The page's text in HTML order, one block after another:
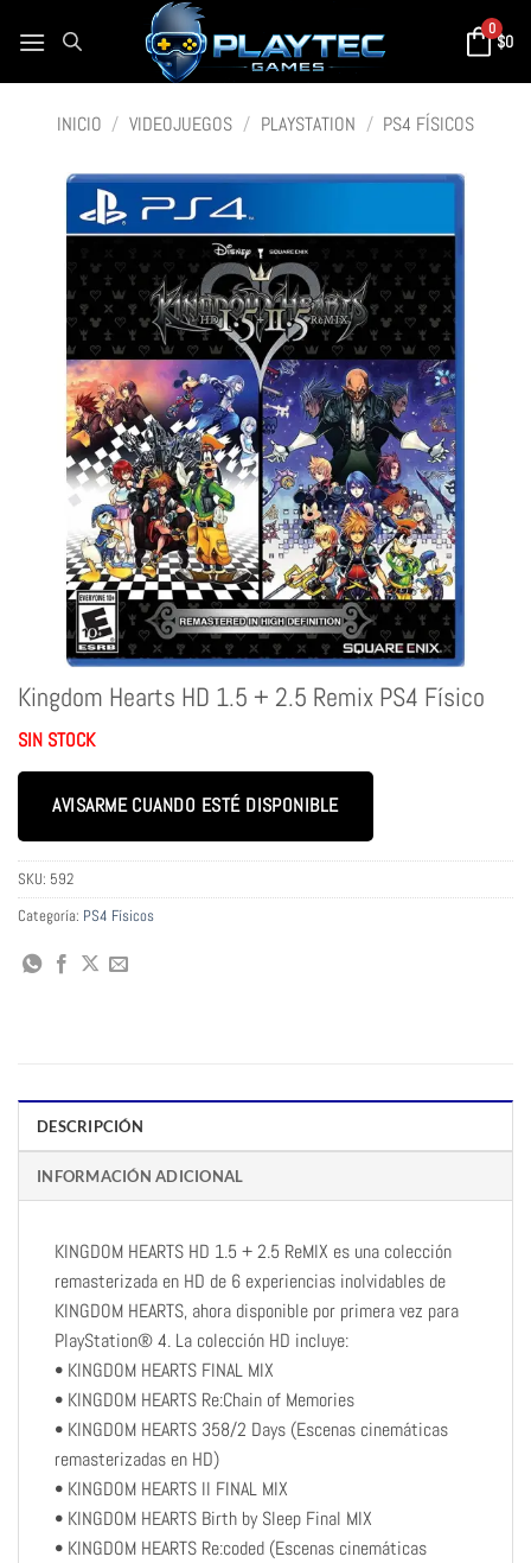
0
$0
INICIO / VIDEOJUEGOS / PLAYSTATION / PS4 FÍSICOS
Kingdom Hearts HD 1.5 + 2.5 Remix PS4 Físico
SIN STOCK
AVISARME CUANDO ESTÉ DISPONIBLE
SKU: 592
Categoría: PS4 Físicos
DESCRIPCIÓN
INFORMACIÓN ADICIONAL
KINGDOM HEARTS HD 1.5 + 2.5 ReMIX es una colección
remasterizada en HD de 6 experiencias inolvidables de
KINGDOM HEARTS, ahora disponible por primera vez para
PlayStation® 4. La colección HD incluye:
• KINGDOM HEARTS FINAL MIX
• KINGDOM HEARTS Re:Chain of Memories
• KINGDOM HEARTS 358/2 Days (Escenas cinemáticas
remasterizadas en HD)
• KINGDOM HEARTS II FINAL MIX
• KINGDOM HEARTS Birth by Sleep Final MIX
• KINGDOM HEARTS Re:coded (Escenas cinemáticas